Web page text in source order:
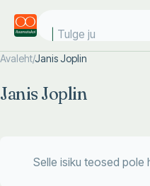
Tulge ju
Avaleht/Janis Joplin
Janis Joplin
Selle isiku teosed pole